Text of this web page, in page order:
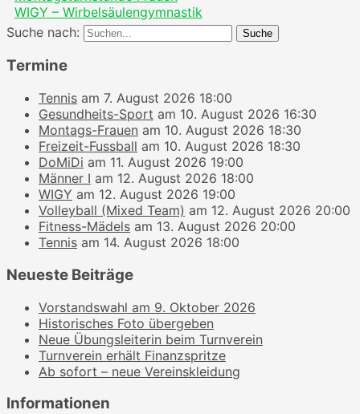
WIGY – Wirbelsäulengymnastik
Suche nach:
Termine
Tennis am 7. August 2026 18:00
Gesundheits-Sport am 10. August 2026 16:30
Montags-Frauen am 10. August 2026 18:30
Freizeit-Fussball am 10. August 2026 18:30
DoMiDi am 11. August 2026 19:00
Männer I am 12. August 2026 18:00
WIGY am 12. August 2026 19:00
Volleyball (Mixed Team) am 12. August 2026 20:00
Fitness-Mädels am 13. August 2026 20:00
Tennis am 14. August 2026 18:00
Neueste Beiträge
Vorstandswahl am 9. Oktober 2026
Historisches Foto übergeben
Neue Übungsleiterin beim Turnverein
Turnverein erhält Finanzspritze
Ab sofort – neue Vereinskleidung
Informationen